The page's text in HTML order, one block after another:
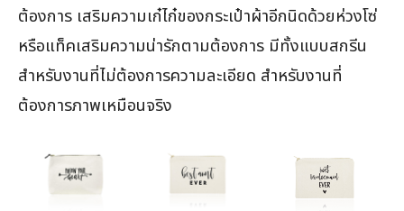
ต้องการ เสริมความเก๋ไก๋ของกระเป๋าผ้าอีกนิดด้วยห่วงโซ่
หรือแท็คเสริมความน่ารักตามต้องการ มีทั้งแบบสกรีน
สำหรับงานที่ไม่ต้องการความละเอียด สำหรับงานที่
ต้องการภาพเหมือนจริง